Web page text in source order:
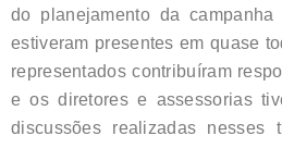
do planejamento da
estiveram presentes em quase
representados contribuíram
e os diretores e assessorias
discussões realizadas nesses